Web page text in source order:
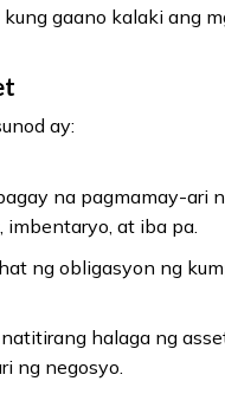
gaano kalaki ang
ay:
na pagmamay-ari
imbentaryo, at iba pa.
ng obligasyon ng
halaga ng
ng negosyo.